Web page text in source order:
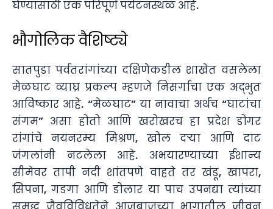
घेण्यासाठी एक परिपूर्ण पर्यटनस्थळ आहे.
भौगोलिक वैशिष्ट्ये
सातपुडा पर्वतरांगांच्या दक्षिणेकडील शाखेत वसलेला
मेळघाट व्याघ्र प्रकल्प म्हणजे निसर्गाचा एक अद्भुत
आविष्कार आहे. “मेळघाट” या नावाचा अर्थच “घाटांचा
संगम” असा होतो आणि खरोखरच हा प्रदेश डोंगर
रांगांचे नयनरम्य मिश्रण, खोल दऱ्या आणि दाट
जंगलांनी नटलेला आहे. अभयारण्याच्या ईशान्य
सीमेवर तापी नदी शांतपणे वाहते तर खंडू, खापरा,
सिपना, गडगा आणि डोलार या पाच उपनद्या त्यांच्या